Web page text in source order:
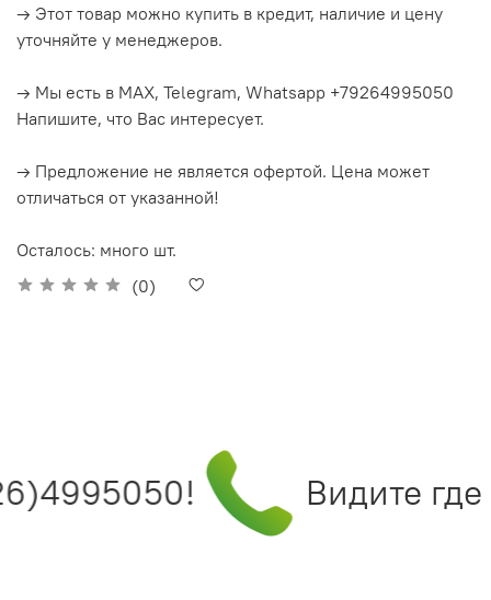
(0)
→ Этот товар можно купить в кредит, наличие и цену
уточняйте у менеджеров.
→ Мы есть в MAX, Telegram, Whatsapp +79264995050
Напишите, что Вас интересует.
→ Предложение не является офертой. Цена может
отличаться от указанной!
Осталось: много шт.
Видите